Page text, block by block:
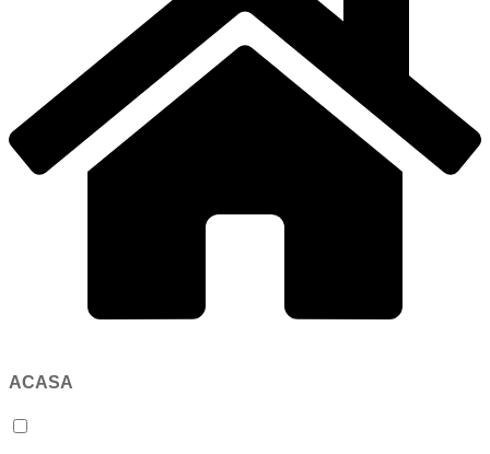
ACASA